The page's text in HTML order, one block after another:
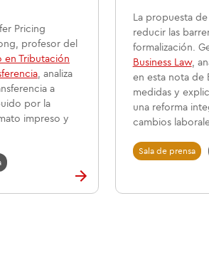
Pricing
profesor del
en Tributación
, analiza
a
por la
impreso y
La propuesta
reducir las
formalización.
Business Law,
en esta nota de
medidas y
una reforma
cambios
Sala de prensa